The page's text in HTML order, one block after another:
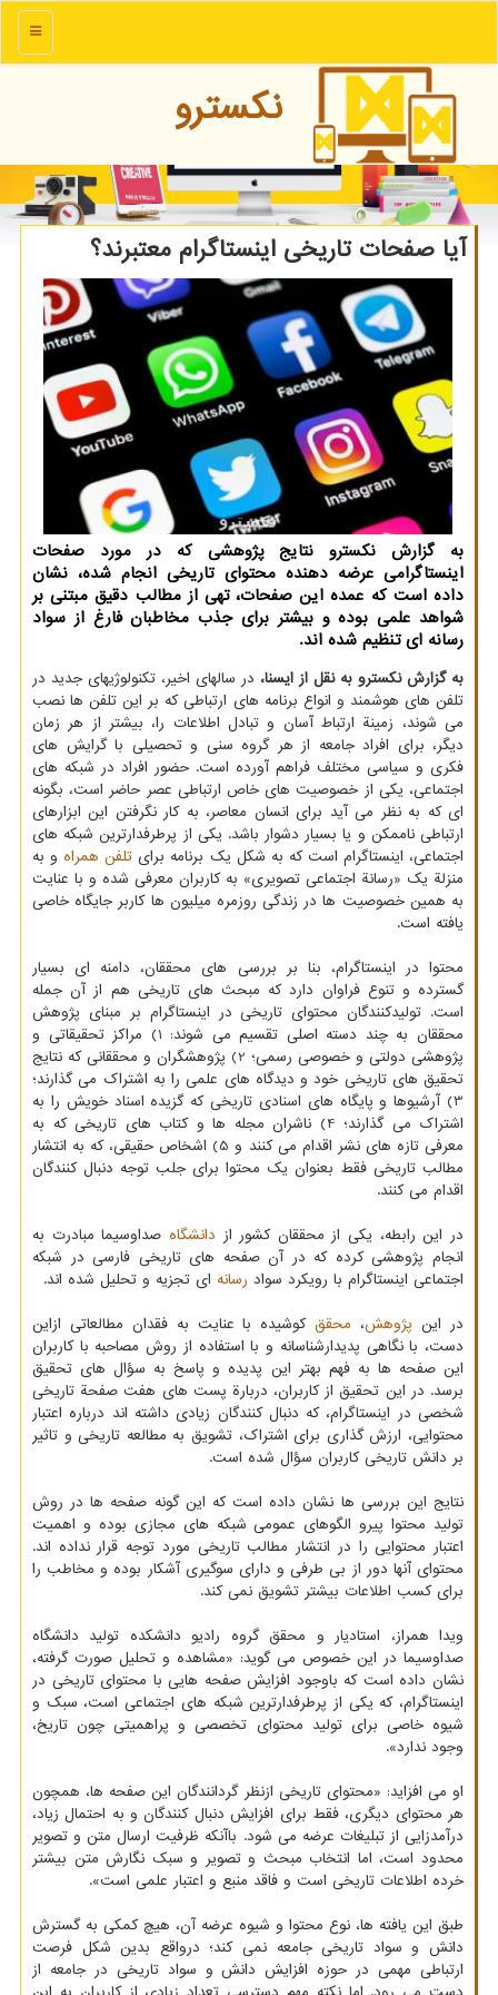
منو
نكسترو
آیا صفحات تاریخی اینستاگرام معتبرند؟
به گزارش نکسترو نتایج پژوهشی که در مورد صفحات
اینستاگرامی عرضه دهنده محتوای تاریخی انجام شده، نشان
داده است که عمده این صفحات، تهی از مطالب دقیق مبتنی بر
شواهد علمی بوده و بیشتر برای جذب مخاطبان فارغ از سواد
رسانه ای تنظیم شده اند.
به گزارش نکسترو به نقل از ایسنا، در سالهای اخیر، تکنولوژیهای جدید در
تلفن های هوشمند و انواع برنامه های ارتباطی که بر این تلفن ها نصب
می شوند، زمینة ارتباط آسان و تبادل اطلاعات را، بیشتر از هر زمان
دیگر، برای افراد جامعه از هر گروه سنی و تحصیلی با گرایش های
فکری و سیاسی مختلف فراهم آورده است. حضور افراد در شبکه های
اجتماعی، یکی از خصوصیت های خاص ارتباطی عصر حاضر است، بگونه
ای که به نظر می آید برای انسان معاصر، به کار نگرفتن این ابزارهای
ارتباطی ناممکن و یا بسیار دشوار باشد. یکی از پرطرفدارترین شبکه های
اجتماعی، اینستاگرام است که به شکل یک برنامه برای تلفن همراه و به
منزلة یک «رسانة اجتماعی تصویری» به کاربران معرفی شده و با عنایت
به همین خصوصیت ها در زندگی روزمره میلیون ها کاربر جایگاه خاصی
یافته است.
محتوا در اینستاگرام، بنا بر بررسی های محققان، دامنه ای بسیار
گسترده و تنوع فراوان دارد که مبحث های تاریخی هم از آن جمله
است. تولیدکنندگان محتوای تاریخی در اینستاگرام بر مبنای پژوهش
محققان به چند دسته اصلی تقسیم می شوند: 1) مراکز تحقیقاتی و
پژوهشی دولتی و خصوصی رسمی؛ 2) پژوهشگران و محققانی که نتایج
تحقیق های تاریخی خود و دیدگاه های علمی را به اشتراک می گذارند؛
3) آرشیوها و پایگاه های اسنادی تاریخی که گزیده اسناد خویش را به
اشتراک می گذارند؛ 4) ناشران مجله ها و کتاب های تاریخی که به
معرفی تازه های نشر اقدام می کنند و 5) اشخاص حقیقی، که به انتشار
مطالب تاریخی فقط بعنوان یک محتوا برای جلب توجه دنبال کنندگان
اقدام می کنند.
در این رابطه، یکی از محققان کشور از دانشگاه صداوسیما مبادرت به
انجام پژوهشی کرده که در آن صفحه های تاریخی فارسی در شبکه
اجتماعی اینستاگرام با رویکرد سواد رسانه ای تجزیه و تحلیل شده اند.
در این پژوهش، محققکوشیده با عنایت به فقدان مطالعاتی ازاین
دست، با نگاهی پدیدارشناسانه و با استفاده از روش مصاحبه با کاربران
این صفحه ها به فهم بهتر این پدیده و پاسخ به سؤال های تحقیق
برسد. در این تحقیق از کاربران، دربارة پست های هفت صفحة تاریخی
شخصی در اینستاگرام، که دنبال کنندگان زیادی داشته اند درباره اعتبار
محتوایی، ارزش گذاری برای اشتراک، تشویق به مطالعه تاریخی و تاثیر
بر دانش تاریخی کاربران سؤال شده است.
نتایج این بررسی ها نشان داده است که این گونه صفحه ها در روش
تولید محتوا پیرو الگوهای عمومی شبکه های مجازی بوده و اهمیت
اعتبار محتوایی را در انتشار مطالب تاریخی مورد توجه قرار نداده اند.
محتوای آنها دور از بی طرفی و دارای سوگیری آشکار بوده و مخاطب را
برای کسب اطلاعات بیشتر تشویق نمی کند.
ویدا همراز، استادیار و محقق گروه رادیو دانشکده تولید دانشگاه
صداوسیما در این خصوص می گوید: «مشاهده و تحلیل صورت گرفته،
نشان داده است که باوجود افزایش صفحه هایی با محتوای تاریخی در
اینستاگرام، که یکی از پرطرفدارترین شبکه های اجتماعی است، سبک و
شیوه خاصی برای تولید محتوای تخصصی و پراهمیتی چون تاریخ،
وجود ندارد».
او می افزاید: «محتوای تاریخی ازنظر گردانندگان این صفحه ها، همچون
هر محتوای دیگری، فقط برای افزایش دنبال کنندگان و به احتمال زیاد،
درآمدزایی از تبلیغات عرضه می شود. باآنکه ظرفیت ارسال متن و تصویر
محدود است، اما انتخاب مبحث و تصویر و سبک نگارش متن بیشتر
خرده اطلاعات تاریخی است و فاقد منبع و اعتبار علمی است».
طبق این یافته ها، نوع محتوا و شیوه عرضه آن، هیچ کمکی به گسترش
دانش و سواد تاریخی جامعه نمی کند؛ درواقع بدین شکل فرصت
ارتباطی مهمی در حوزه افزایش دانش و سواد تاریخی در جامعه از